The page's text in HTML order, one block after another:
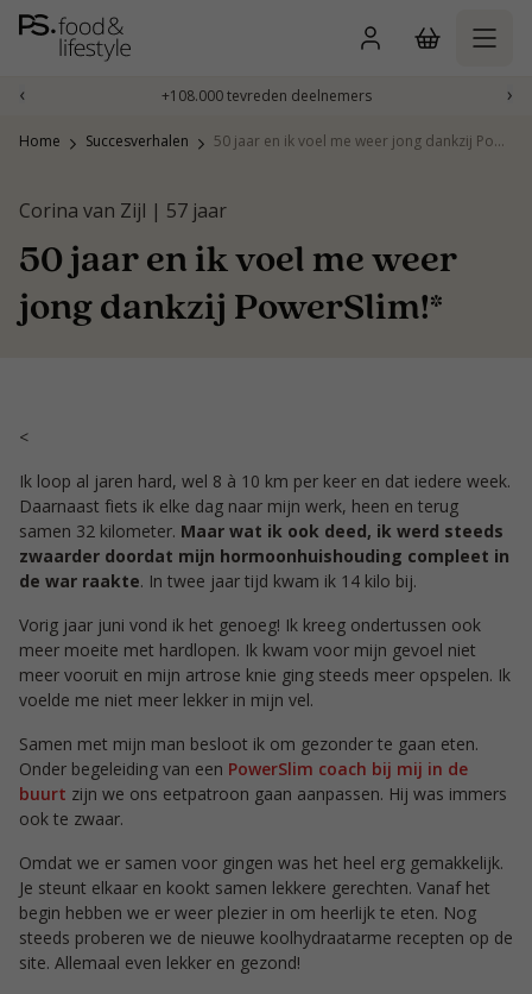
Naar
inhoud
‹ +108.000 tevreden deelnemers ›
Home Succesverhalen 50 jaar en ik voel me weer jong dankzij PowerSlim!*
Corina van Zijl | 57 jaar
50 jaar en ik voel me weer
jong dankzij PowerSlim!*
<
Ik loop al jaren hard, wel 8 à 10 km per keer en dat iedere week.
Daarnaast fiets ik elke dag naar mijn werk, heen en terug
samen 32 kilometer. Maar wat ik ook deed, ik werd steeds
zwaarder doordat mijn hormoonhuishouding compleet in
de war raakte. In twee jaar tijd kwam ik 14 kilo bij.
Vorig jaar juni vond ik het genoeg! Ik kreeg ondertussen ook
meer moeite met hardlopen. Ik kwam voor mijn gevoel niet
meer vooruit en mijn artrose knie ging steeds meer opspelen. Ik
voelde me niet meer lekker in mijn vel.
Samen met mijn man besloot ik om gezonder te gaan eten.
Onder begeleiding van een PowerSlim coach bij mij in de
buurt zijn we ons eetpatroon gaan aanpassen. Hij was immers
ook te zwaar.
Omdat we er samen voor gingen was het heel erg gemakkelijk.
Je steunt elkaar en kookt samen lekkere gerechten. Vanaf het
begin hebben we er weer plezier in om heerlijk te eten. Nog
steeds proberen we de nieuwe koolhydraatarme recepten op de
site. Allemaal even lekker en gezond!